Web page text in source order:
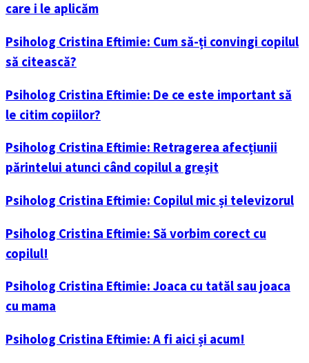
care i le aplicăm
Psiholog Cristina Eftimie: Cum să-ți convingi copilul
să citească?
Psiholog Cristina Eftimie: De ce este important să
le citim copiilor?
Psiholog Cristina Eftimie: Retragerea afecțiunii
părintelui atunci când copilul a greșit
Psiholog Cristina Eftimie: Copilul mic și televizorul
Psiholog Cristina Eftimie: Să vorbim corect cu
copilul!
Psiholog Cristina Eftimie: Joaca cu tatăl sau joaca
cu mama
Psiholog Cristina Eftimie: A fi aici și acum!